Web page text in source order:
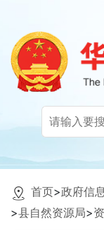
首页>政府信
>县自然资源局>